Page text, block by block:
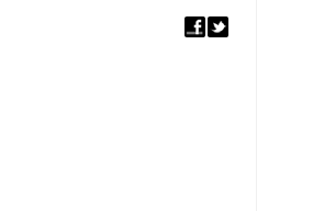
5. EUROPÄISCHER